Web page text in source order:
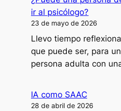
clases,
formaciones
ponencias
con
mi
ir al psicólogo?
23 de mayo de 2026
Llevo tiempo
que puede ser, para
persona adulta con
IA como SAAC
28 de abril de 2026